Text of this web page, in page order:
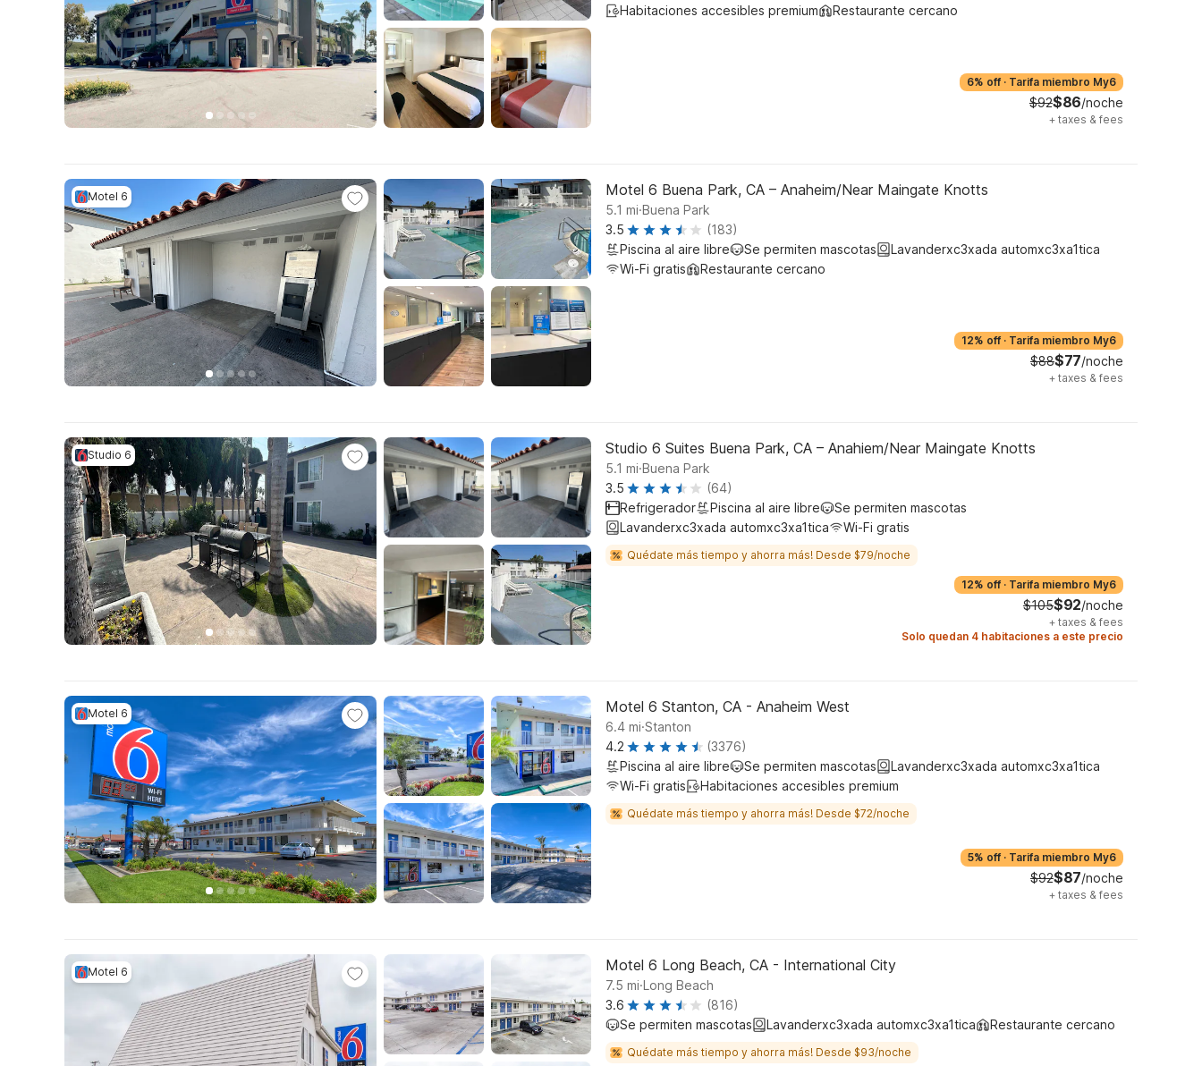
Habitaciones accesibles premium
Restaurante cercano
6% off · Tarifa miembro My6
$92$86/noche
+ taxes & fees
Motel 6 Motel 6 Buena Park, CA – Anaheim/Near Maingate Knotts
5.1 mi.Buena Park
3.5
(183)
Piscina al aire libre
Se permiten mascotas
Lavanderxc3xada automxc3xa1tica
Wi-Fi gratis
Restaurante cercano
12% off · Tarifa miembro My6
$88$77/noche
+ taxes & fees
Studio 6 Studio 6 Suites Buena Park, CA – Anahiem/Near Maingate Knotts
5.1 mi.Buena Park
3.5
(64)
Refrigerador
Piscina al aire libre
Se permiten mascotas
Lavanderxc3xada automxc3xa1tica
Wi-Fi gratis
Quédate más tiempo y ahorra más! Desde $79/noche
12% off · Tarifa miembro My6
$105$92/noche
+ taxes & fees
Solo quedan 4 habitaciones a este precio
Motel 6 Motel 6 Stanton, CA - Anaheim West
6.4 mi.Stanton
4.2
(3376)
Piscina al aire libre
Se permiten mascotas
Lavanderxc3xada automxc3xa1tica
Wi-Fi gratis
Habitaciones accesibles premium
Quédate más tiempo y ahorra más! Desde $72/noche
5% off · Tarifa miembro My6
$92$87/noche
+ taxes & fees
Motel 6 Motel 6 Long Beach, CA - International City
7.5 mi.Long Beach
3.6
(816)
Se permiten mascotas
Lavanderxc3xada automxc3xa1tica Restaurante cercano
Quédate más tiempo y ahorra más! Desde $93/noche